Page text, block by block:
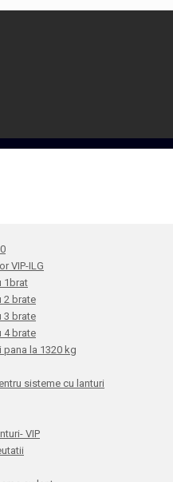
VIP-ILG
1brat
2 brate
3 brate
4 brate
la 1320 kg
sisteme cu lanturi
VIP